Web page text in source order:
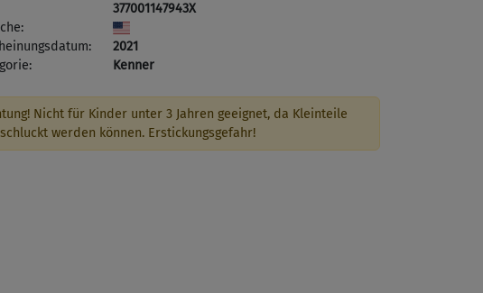
377001147943X
2021
Kenner
Nicht für Kinder unter 3 Jahren geeignet, da Kleinteile
werden können. Erstickungsgefahr!